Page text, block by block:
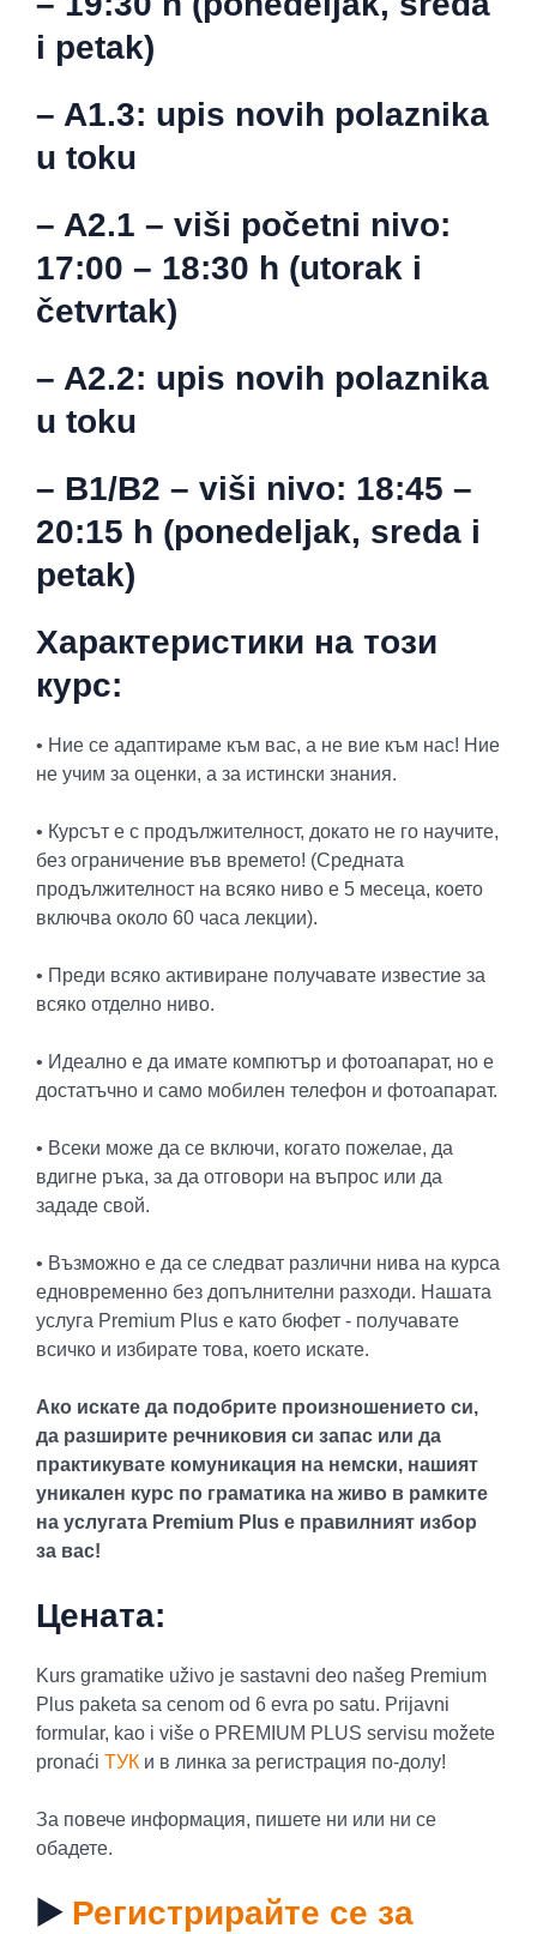
i petak)
– A1.3: upis novih polaznika
u toku
– A2.1 – viši početni nivo:
17:00 – 18:30 h (utorak i
četvrtak)
– A2.2: upis novih polaznika
u toku
– B1/B2 – viši nivo: 18:45 –
20:15 h (ponedeljak, sreda i
petak)
Характеристики на този
курс:
• Ние се адаптираме към вас, а не вие към нас! Ние
не учим за оценки, а за истински знания.
• Курсът е с продължителност, докато не го научите,
без ограничение във времето! (Средната
продължителност на всяко ниво е 5 месеца, което
включва около 60 часа лекции).
• Преди всяко активиране получавате известие за
всяко отделно ниво.
• Идеално е да имате компютър и фотоапарат, но е
достатъчно и само мобилен телефон и фотоапарат.
• Всеки може да се включи, когато пожелае, да
вдигне ръка, за да отговори на въпрос или да
зададе свой.
• Възможно е да се следват различни нива на курса
едновременно без допълнителни разходи. Нашата
услуга Premium Plus е като бюфет - получавате
всичко и избирате това, което искате.
Ако искате да подобрите произношението си,
да разширите речниковия си запас или да
практикувате комуникация на немски, нашият
уникален курс по граматика на живо в рамките
на услугата Premium Plus е правилният избор
за вас!
Цената:
Kurs gramatike uživo je sastavni deo našeg Premium
Plus paketa sa cenom od 6 evra po satu. Prijavni
formular, kao i više o PREMIUM PLUS servisu možete
pronaći ТУК и в линка за регистрация по-долу!
За повече информация, пишете ни или ни се
обадете.
▶️ Регистрирайте се за